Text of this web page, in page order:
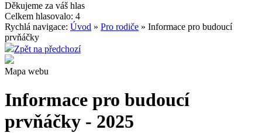
Děkujeme za váš hlas
Celkem hlasovalo: 4
Rychlá navigace: Úvod » Pro rodiče » Informace pro budoucí
prvňáčky
Zpět na předchozí
Mapa webu
Informace pro budoucí
prvňáčky - 2025